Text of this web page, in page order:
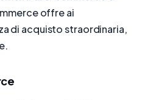
offre ai
di acquisto straordinaria,